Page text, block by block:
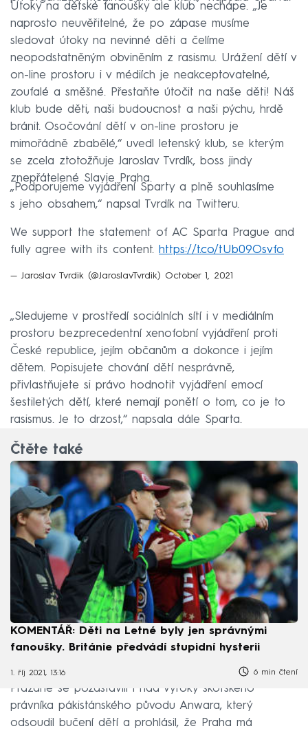
Útoky na dětské fanoušky ale klub nechápe. „Je
naprosto neuvěřitelné, že po zápase musíme
sledovat útoky na nevinné děti a čelíme
neopodstatněným obviněním z rasismu. Urážení dětí v
on-line prostoru i v médiích je neakceptovatelné,
zoufalé a směšné. Přestaňte útočit na naše děti! Náš
klub bude děti, naši budoucnost a naši pýchu, hrdě
bránit. Osočování dětí v on-line prostoru je
mimořádně zbabělé,“ uvedl letenský klub, se kterým
se zcela ztotožňuje Jaroslav Tvrdík, boss jindy
znepřátelené Slavie Praha.
„Podporujeme vyjádření Sparty a plně souhlasíme
s jeho obsahem,“ napsal Tvrdík na Twitteru.
We support the statement of AC Sparta Prague and
fully agree with its content. https://t.co/tUb09Osvfo
— Jaroslav Tvrdik (@JaroslavTvrdik) October 1, 2021
„Sledujeme v prostředí sociálních sítí i v mediálním
prostoru bezprecedentní xenofobní vyjádření proti
České republice, jejím občanům a dokonce i jejím
dětem. Popisujete chování dětí nesprávně,
přivlastňujete si právo hodnotit vyjádření emocí
šestiletých dětí, které nemají ponětí o tom, co je to
rasismus. Je to drzost,“ napsala dále Sparta.
Čtěte také
KOMENTÁŘ: Děti na Letné byly jen správnými
fanoušky. Británie předvádí stupidní hysterii
1. říj 2021, 13:16 6 min čtení
Pražané se pozastavili i nad výroky skotského
právníka pákistánského původu Anwara, který
odsoudil bučení dětí a prohlásil, že Praha má